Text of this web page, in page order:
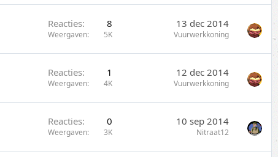
Reacties 8
Weergaven 5K
13 dec 2014
Vuurwerkkoning
Reacties 1
Weergaven 4K
12 dec 2014
Vuurwerkkoning
Reacties 0
Weergaven 3K
10 sep 2014
Nitraat12